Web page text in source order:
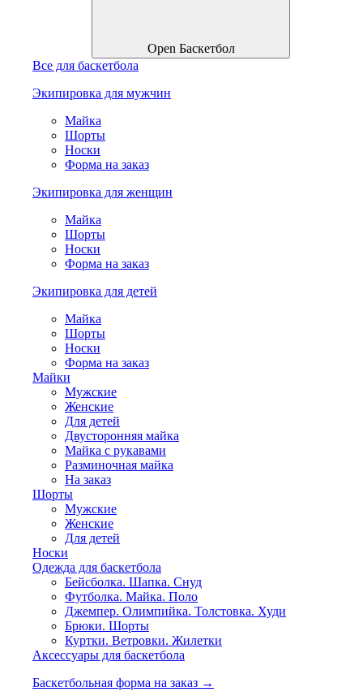
Open Баскетбол
Все для баскетбола
Экипировка для мужчин
Майка
Шорты
Носки
Форма на заказ
Экипировка для женщин
Майка
Шорты
Носки
Форма на заказ
Экипировка для детей
Майка
Шорты
Носки
Форма на заказ
Майки
Мужские
Женские
Для детей
Двусторонняя майка
Майка с рукавами
Разминочная майка
На заказ
Шорты
Мужские
Женские
Для детей
Носки
Одежда для баскетбола
Бейсболка. Шапка. Снуд
Футболка. Майка. Поло
Джемпер. Олимпийка. Толстовка. Худи
Брюки. Шорты
Куртки. Ветровки. Жилетки
Аксессуары для баскетбола
Баскетбольная форма на заказ →